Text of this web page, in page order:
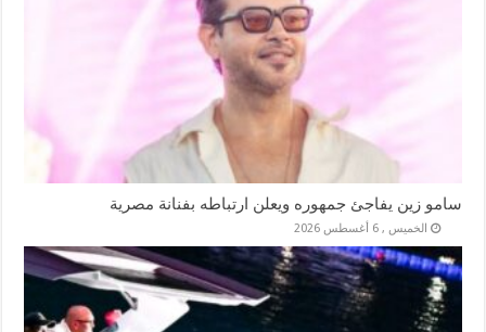
سامو زين يفاجئ جمهوره ويعلن ارتباطه بفنانة مصرية
الخميس , 6 أغسطس 2026